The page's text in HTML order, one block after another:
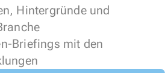
Hintergründe und
Briefings mit den